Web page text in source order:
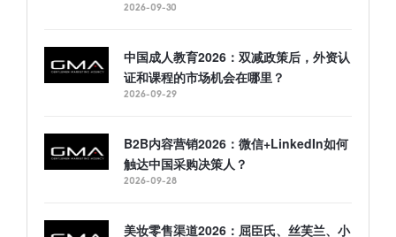
2026-09-30
中国成人教育2026：双减政策后，外资认
证和课程的市场机会在哪里？
2026-09-29
B2B内容营销2026：微信+LinkedIn如何
触达中国采购决策人？
2026-09-28
美妆零售渠道2026：屈臣氏、丝芙兰、小